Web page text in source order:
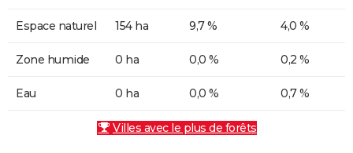
Espace naturel 154 ha 9,7 % 4,0 %
Zone humide 0 ha 0,0 % 0,2 %
Eau 0 ha 0,0 % 0,7 %
Villes avec le plus de forêts